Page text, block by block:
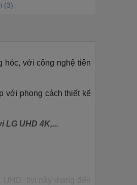
(3)
hóc, với công nghệ tiên
với phong cách thiết kế
LG UHD 4K,...
tivi này mang đến